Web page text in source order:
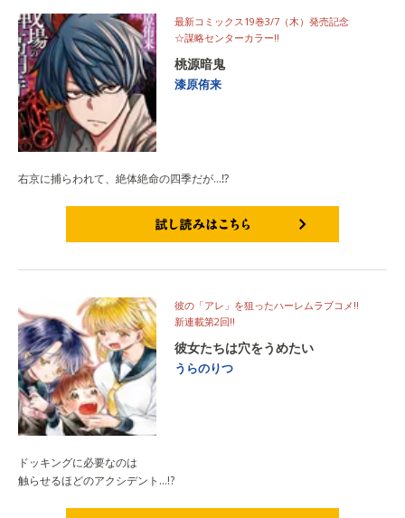
最新コミックス19巻3/7（木）発売記念
☆謀略センターカラー‼
桃源暗鬼
漆原侑来
右京に捕らわれて、絶体絶命の四季だが…⁉
彼の「アレ」を狙ったハーレムラブコメ!!
新連載第2回!!
彼女たちは穴をうめたい
うらのりつ
ドッキングに必要なのは
触らせるほどのアクシデント…!?